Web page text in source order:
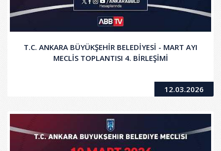
T.C. ANKARA BÜYÜKŞEHİR BELEDİYESİ - MART AYI
MECLİS TOPLANTISI 4. BİRLEŞİMİ
12.03.2026